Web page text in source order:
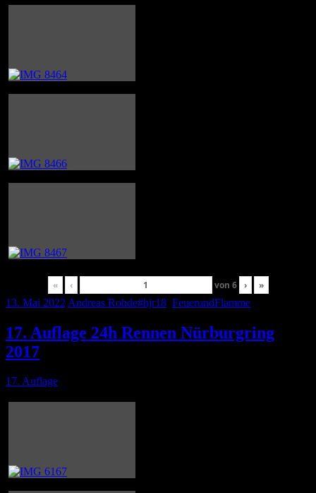
« ‹ von 6 ›
»
13. Mai 2022 Andreas Rohde#hjr18 FeuerundFlamme
17. Auflage 24h Rennen Nürburgring
2017
17. Auflage